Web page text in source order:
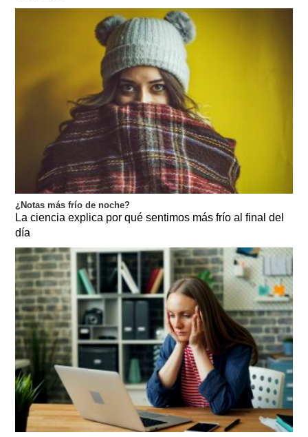
¿Notas más frío de noche?
La ciencia explica por qué sentimos más frío al final del
día